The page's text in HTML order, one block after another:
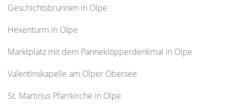
Geschichtsbrunnen in Olpe
Hexenturm in Olpe
Marktplatz mit dem Panneklöpperdenkmal in Olpe
Valentinskapelle am Olper Obersee
St. Martinus Pfarrkirche in Olpe